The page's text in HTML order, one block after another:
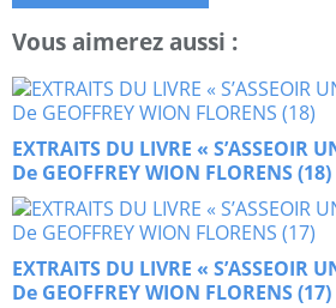
Vous aimerez aussi :
EXTRAITS DU LIVRE « S’ASSEOIR
De GEOFFREY WION FLORENS (18)
EXTRAITS DU LIVRE « S’ASSEOIR
De GEOFFREY WION FLORENS (17)